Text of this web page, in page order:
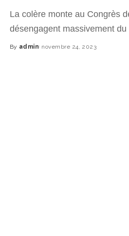
La colère monte au Congrès
désengagent massivement
Posted
By admin novembre 24, 2023